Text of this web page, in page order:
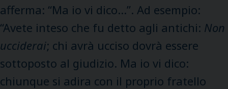
afferma: “Ma io vi dico…”. Ad esempio:
“Avete inteso che fu detto agli antichi: Non
ucciderai; chi avrà ucciso dovrà essere
sottoposto al giudizio. Ma io vi dico:
chiunque si adira con il proprio fratello